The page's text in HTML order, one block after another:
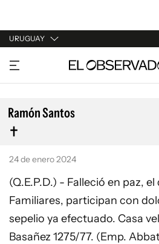
URUGUAY
URUGUAY
ARGENTINA
ESPAÑA
ESTADOS UNIDOS
Ramón Santos
24 de enero 2024
(Q.E.P.D.) - Falleció en paz, el
Familiares, participan con
sepelio ya efectuado. Casa
Basañez 1275/77. (Emp.